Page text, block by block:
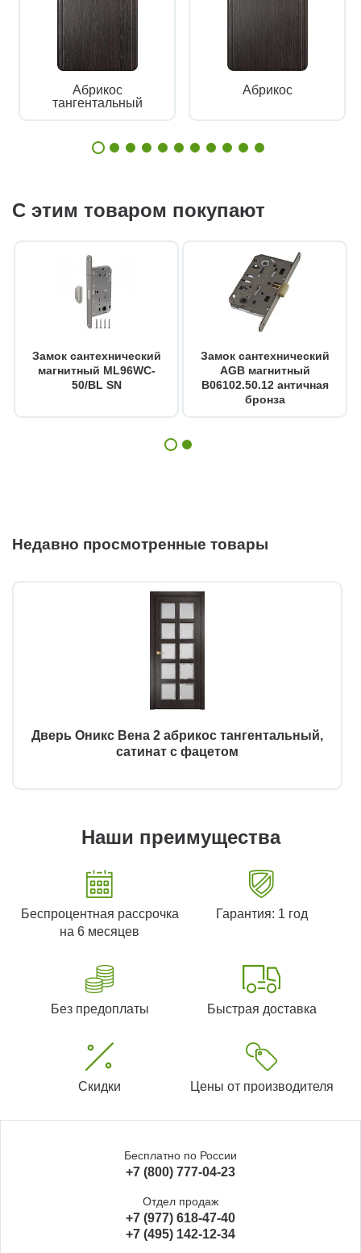
Абрикос
тангентальный
Абрикос
С этим товаром покупают
Замок сантехнический
магнитный ML96WC-
50/BL SN
Замок сантехнический
AGB магнитный
B06102.50.12 античная
бронза
Недавно просмотренные товары
Дверь Оникс Вена 2 абрикос тангентальный,
сатинат с фацетом
Наши преимущества
Беспроцентная рассрочка
на 6 месяцев
Гарантия: 1 год
Без предоплаты Быстрая доставка
Скидки Цены от производителя
Бесплатно по России
+7 (800) 777-04-23
Отдел продаж
+7 (977) 618-47-40
+7 (495) 142-12-34